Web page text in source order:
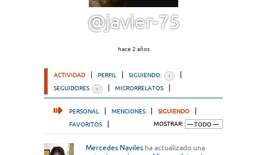
@javier-75
hace 2 años
ACTIVIDAD PERFIL SIGUIENDO: 1
SEGUIDORES 1 MICRORRELATOS
PERSONAL MENCIONES
SIGUIENDO
FAVORITOS
MOSTRAR:
Mercedes Naviles ha actualizado una